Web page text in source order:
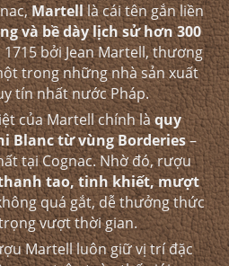
Martelllà cái tên gắn liền
và bề dày lịch sử hơn 300
bởi Jean Martell, thương
trong những nhà sản xuất
tín nhất nước Pháp.
của Martell chính làquy
Blanc từ vùng Borderies–
tại Cognac. Nhờ đó, rượu
tao, tinh khiết, mượt
quá gắt, dễ thưởng thức
vượt thời gian.
Martellluôn giữ vị trí đặc